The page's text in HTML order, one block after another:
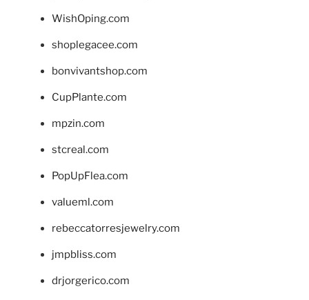
WishOping.com
shoplegacee.com
bonvivantshop.com
CupPlante.com
mpzin.com
stcreal.com
PopUpFlea.com
valueml.com
rebeccatorresjewelry.com
jmpbliss.com
drjorgerico.com